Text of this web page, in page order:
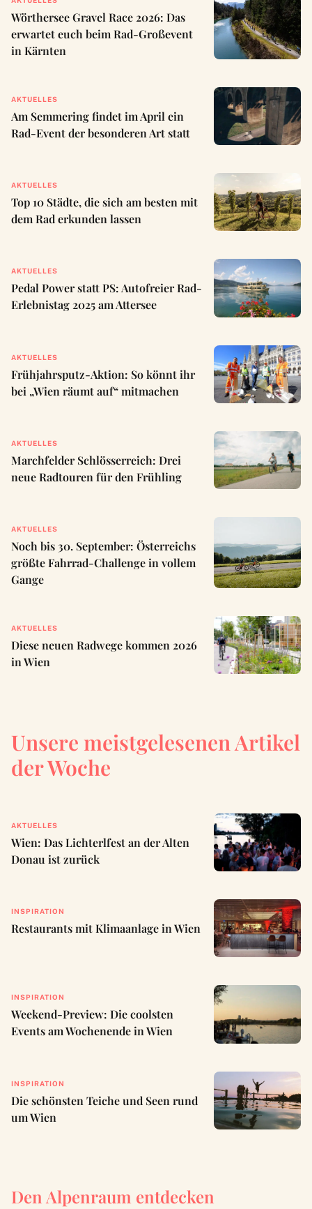
Wörthersee Gravel Race 2026: Das
erwartet euch beim Rad-Großevent
in Kärnten
AKTUELLES
Am Semmering findet im April ein
Rad-Event der besonderen Art statt
AKTUELLES
Top 10 Städte, die sich am besten mit
dem Rad erkunden lassen
AKTUELLES
Pedal Power statt PS: Autofreier Rad-
Erlebnistag 2025 am Attersee
AKTUELLES
Frühjahrsputz-Aktion: So könnt ihr
bei „Wien räumt auf“ mitmachen
AKTUELLES
Marchfelder Schlösserreich: Drei
neue Radtouren für den Frühling
AKTUELLES
Noch bis 30. September: Österreichs
größte Fahrrad-Challenge in vollem
Gange
AKTUELLES
Diese neuen Radwege kommen 2026
in Wien
Unsere meistgelesenen Artikel
der Woche
AKTUELLES
Wien: Das Lichterlfest an der Alten
Donau ist zurück
INSPIRATION
Restaurants mit Klimaanlage in Wien
INSPIRATION
Weekend-Preview: Die coolsten
Events am Wochenende in Wien
INSPIRATION
Die schönsten Teiche und Seen rund
um Wien
Den Alpenraum entdecken